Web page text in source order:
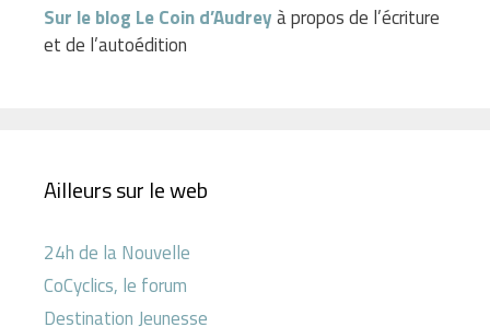
Sur le blog Le Coin d’Audreyà propos de l’écriture
et de l’autoédition
Ailleurs sur le web
24h de la Nouvelle
CoCyclics, le forum
Destination Jeunesse